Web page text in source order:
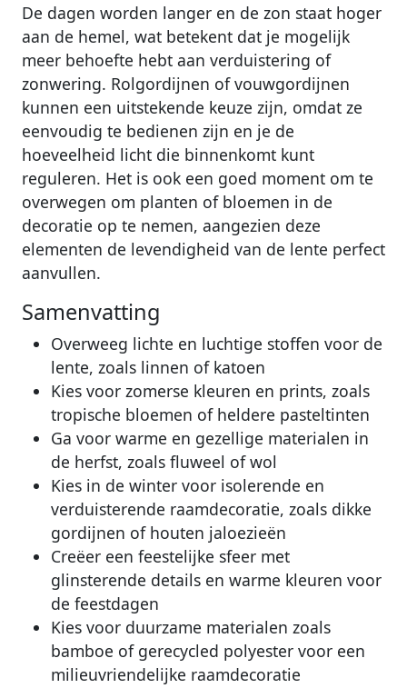
De dagen worden langer en de zon staat hoger
aan de hemel, wat betekent dat je mogelijk
meer behoefte hebt aan verduistering of
zonwering. Rolgordijnen of vouwgordijnen
kunnen een uitstekende keuze zijn, omdat ze
eenvoudig te bedienen zijn en je de
hoeveelheid licht die binnenkomt kunt
reguleren. Het is ook een goed moment om te
overwegen om planten of bloemen in de
decoratie op te nemen, aangezien deze
elementen de levendigheid van de lente perfect
aanvullen.
Samenvatting
Overweeg lichte en luchtige stoffen voor de
lente, zoals linnen of katoen
Kies voor zomerse kleuren en prints, zoals
tropische bloemen of heldere pasteltinten
Ga voor warme en gezellige materialen in
de herfst, zoals fluweel of wol
Kies in de winter voor isolerende en
verduisterende raamdecoratie, zoals dikke
gordijnen of houten jaloezieën
Creëer een feestelijke sfeer met
glinsterende details en warme kleuren voor
de feestdagen
Kies voor duurzame materialen zoals
bamboe of gerecycled polyester voor een
milieuvriendelijke raamdecoratie